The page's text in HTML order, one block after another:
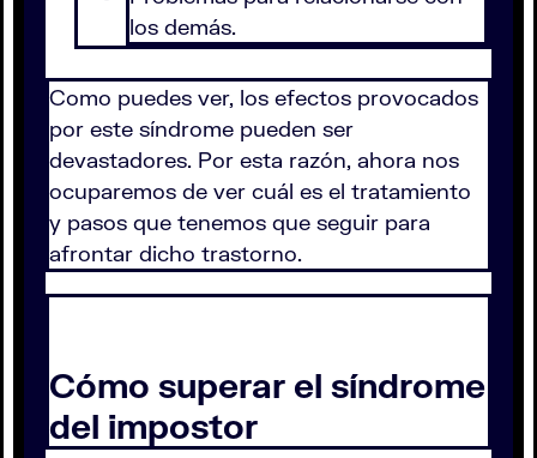
los demás.
Como puedes ver, los efectos provocados
por este síndrome pueden ser
devastadores. Por esta razón, ahora nos
ocuparemos de ver cuál es el tratamiento
y pasos que tenemos que seguir para
afrontar dicho trastorno.
Cómo superar el síndrome
del impostor